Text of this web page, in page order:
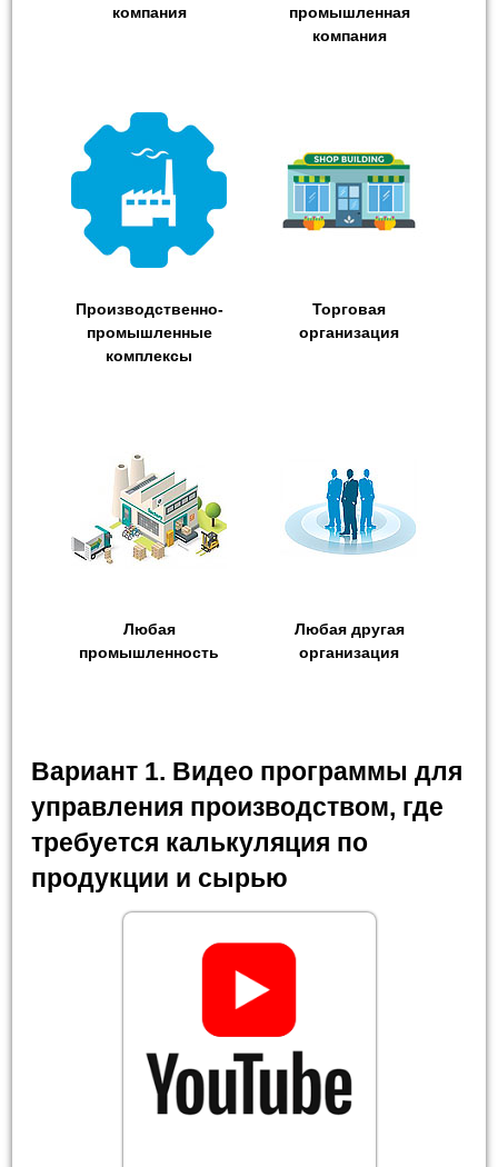
компания
промышленная
компания
Производственно-
промышленные
комплексы
Торговая
организация
Любая
промышленность
Любая другая
организация
Вариант 1. Видео программы для
управления производством, где
требуется калькуляция по
продукции и сырью